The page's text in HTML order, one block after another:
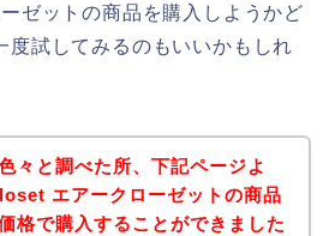
ゼットの商品を購入しようかど
度試してみるのもいいかもしれ
々と調べた所、下記ページよ
エアークローゼットの商品
格で購入することができました